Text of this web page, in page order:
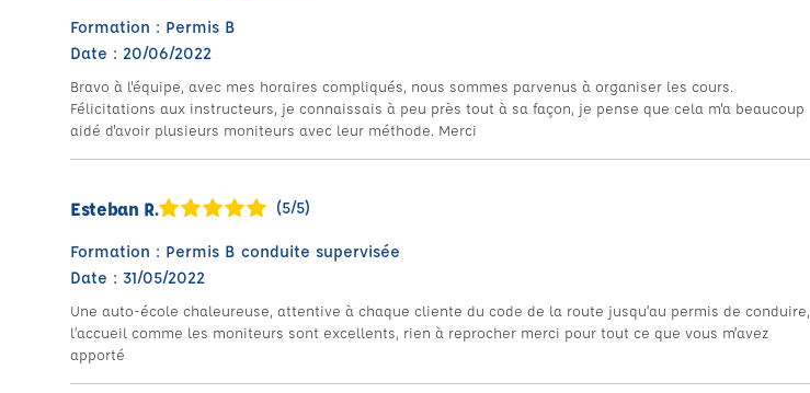
Formation : Permis B
Date : 20/06/2022
Bravo à l'équipe, avec mes horaires compliqués, nous sommes parvenus à organiser les cours.
Félicitations aux instructeurs, je connaissais à peu près tout à sa façon, je pense que cela m'a beaucoup
aidé d'avoir plusieurs moniteurs avec leur méthode. Merci
Esteban R. (5/5)
Formation : Permis B conduite supervisée
Date : 31/05/2022
Une auto-école chaleureuse, attentive à chaque cliente du code de la route jusqu’au permis de conduire,
l’accueil comme les moniteurs sont excellents, rien à reprocher merci pour tout ce que vous m’avez
apporté